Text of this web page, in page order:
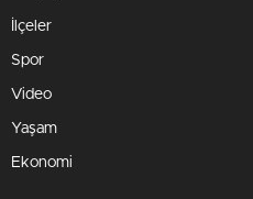
İlçeler
Spor
Video
Yaşam
Ekonomi